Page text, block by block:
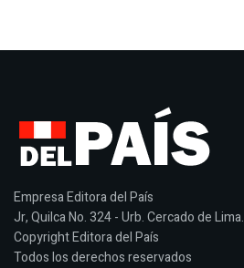
Empresa Editora del País
Jr, Quilca No. 324 - Urb. Cercado de Lima.
Copyright Editora del País
Todos los derechos reservados